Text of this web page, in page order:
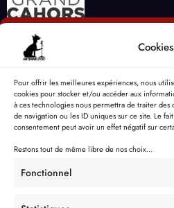
Cookies
Pour offrir les meilleures expériences, nous
cookies pour stocker et/ou accéder aux
à ces technologies nous permettra de traiter
de navigation ou les ID uniques sur ce site. Le
consentement peut avoir un effet négatif sur
Restons tout de même libre de nos choix...
Fonctionnel